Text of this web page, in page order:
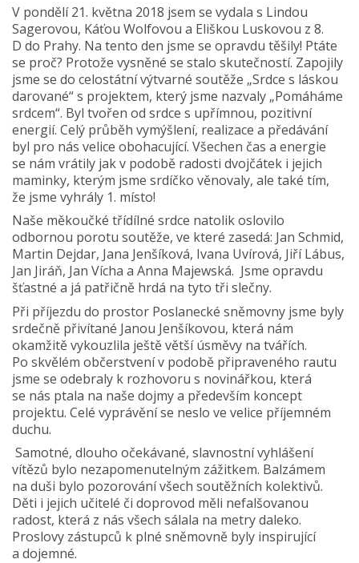
V pondělí 21. května 2018 jsem se vydala s Lindou
Sagerovou, Káťou Wolfovou a Eliškou Luskovou z 8.
D do Prahy. Na tento den jsme se opravdu těšily! Ptáte
se proč? Protože vysněné se stalo skutečností. Zapojily
jsme se do celostátní výtvarné soutěže „Srdce s láskou
darované“ s projektem, který jsme nazvaly „Pomáháme
srdcem“. Byl tvořen od srdce s upřímnou, pozitivní
energií. Celý průběh vymýšlení, realizace a předávání
byl pro nás velice obohacující. Všechen čas a energie
se nám vrátily jak v podobě radosti dvojčátek i jejich
maminky, kterým jsme srdíčko věnovaly, ale také tím,
že jsme vyhrály 1. místo!
Naše měkoučké třídílné srdce natolik oslovilo
odbornou porotu soutěže, ve které zasedá: Jan Schmid,
Martin Dejdar, Jana Jenšíková, Ivana Uvírová, Jiří Lábus,
Jan Jiráň, Jan Vícha a Anna Majewská. Jsme opravdu
šťastné a já patřičně hrdá na tyto tři slečny.
Při příjezdu do prostor Poslanecké sněmovny jsme byly
srdečně přivítané Janou Jenšíkovou, která nám
okamžitě vykouzlila ještě větší úsměvy na tvářích.
Po skvělém občerstvení v podobě připraveného rautu
jsme se odebraly k rozhovoru s novinářkou, která
se nás ptala na naše dojmy a především koncept
projektu. Celé vyprávění se neslo ve velice příjemném
duchu.
Samotné, dlouho očekávané, slavnostní vyhlášení
vítězů bylo nezapomenutelným zážitkem. Balzámem
na duši bylo pozorování všech soutěžních kolektivů.
Děti i jejich učitelé či doprovod měli nefalšovanou
radost, která z nás všech sálala na metry daleko.
Proslovy zástupců k plné sněmovně byly inspirující
a dojemné.